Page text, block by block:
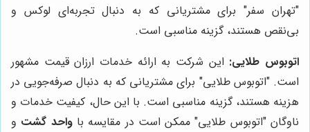
"تهران سفر" برای مشتریانی که به دنبال تجربه‌ای لوکس و
بی‌نقص هستند، گزینه مناسبی است.
اتوبوس طلایی: این شرکت به ارائه خدمات ارزان قیمت مشهور
است. "اتوبوس طلایی" برای مشتریانی که به دنبال صرفه‌جویی در
هزینه هستند، گزینه مناسبی است. با این حال، کیفیت خدمات و
ناوگان "اتوبوس طلایی" ممکن است در مقایسه باواحد گشت و